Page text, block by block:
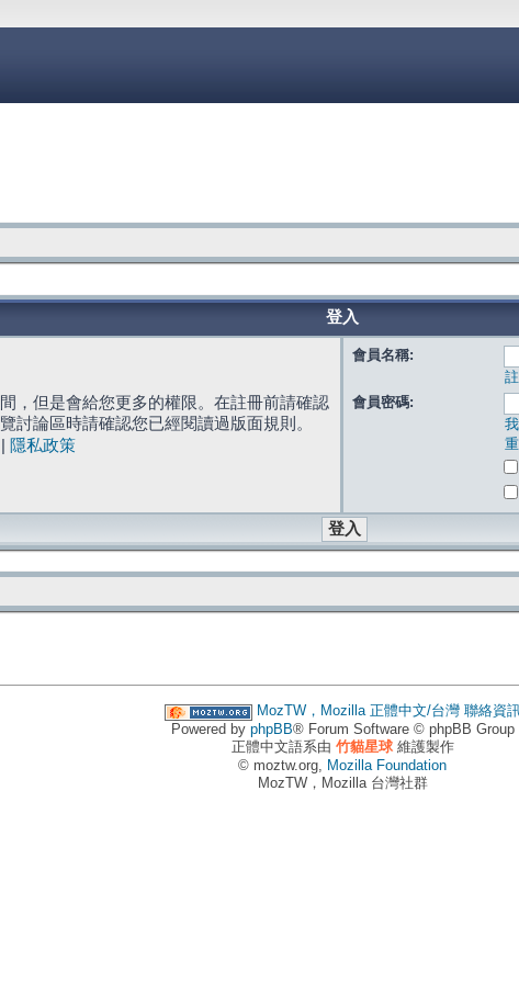
登入
，但是會給您更多的權限。在註冊前請確認
討論區時請確認您已經閱讀過版面規則。
隱私政策
會員名稱:
會員密碼:
MozTW，Mozilla 正體中文/台灣 聯絡資
Powered by phpBB® Forum Software © phpBB Group
正體中文語系由 竹貓星球維護製作
© moztw.org, Mozilla Foundation
MozTW，Mozilla 台灣社群